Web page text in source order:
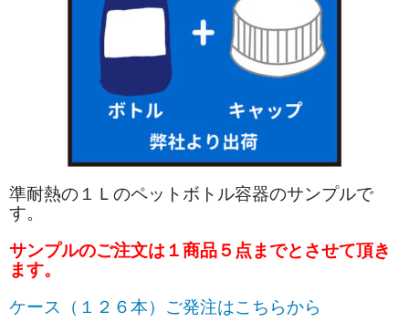
準耐熱の１Ｌのペットボトル容器のサンプルで
す。
サンプルのご注文は１商品５点までとさせて頂き
ます。
ケース（１２６本）ご発注はこちらから